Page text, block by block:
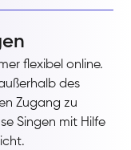
flexibel online.
des
Zugang zu
Singen mit Hilfe